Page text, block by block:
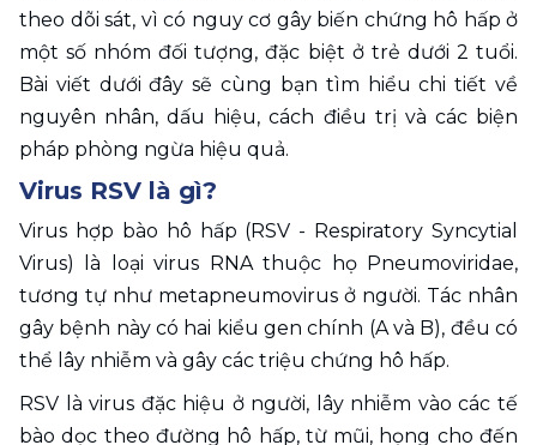
theo dõi sát, vì có nguy cơ gây biến chứng hô hấp ở
một số nhóm đối tượng, đặc biệt ở trẻ dưới 2 tuổi.
Bài viết dưới đây sẽ cùng bạn tìm hiểu chi tiết về
nguyên nhân, dấu hiệu, cách điều trị và các biện
pháp phòng ngừa hiệu quả.
Virus RSV là gì?
Virus hợp bào hô hấp (RSV - Respiratory Syncytial
Virus) là loại virus RNA thuộc họ Pneumoviridae,
tương tự như metapneumovirus ở người. Tác nhân
gây bệnh này có hai kiểu gen chính (A và B), đều có
thể lây nhiễm và gây các triệu chứng hô hấp.
RSV là virus đặc hiệu ở người, lây nhiễm vào các tế
bào dọc theo đường hô hấp, từ mũi, họng cho đến